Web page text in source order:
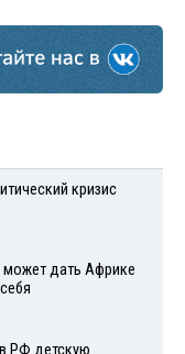
кризис
может дать Африке
РФ детскую